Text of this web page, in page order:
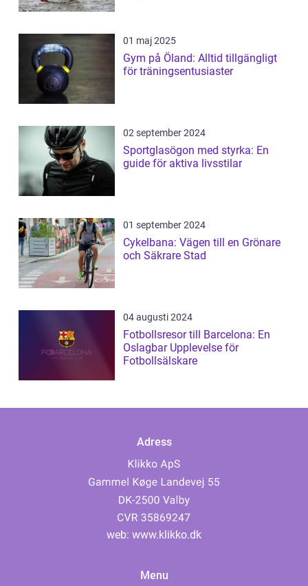
01 maj 2025
Gym på Öland: Alltid tillgängligt
för träningsentusiaster
02 september 2024
Sportglasögon med styrka: En
guide för aktiva livsstilar
01 september 2024
Cykelbana: Vägen till en Grönare
och Säkrare Stad
04 augusti 2024
Fotbollsresor till Barcelona: En
Oslagbar Upplevelse för
Fotbollsälskare
Adress
web: www.klikko.dk
Menu